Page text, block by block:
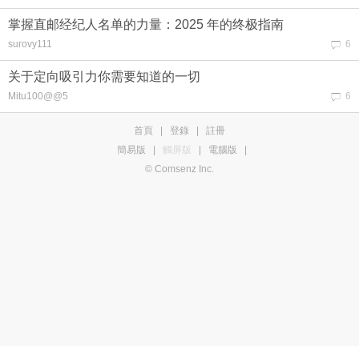
6
掌握直邮经纪人名单的力量：2025 年的终极指南
surovy111
6
关于定向吸引力你需要知道的一切
Mitu100@@5
首頁 登錄
註冊
簡易版
觸屏版 電腦版
© Comsenz Inc.